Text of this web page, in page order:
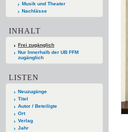
Musik und Theater
Nachlässe
INHALT
Frei zugänglich
Nur Innerhalb der UB FFM
zugänglich
LISTEN
Neuzugänge
Titel
Autor / Beteiligte
Ort
Verlag
Jahr